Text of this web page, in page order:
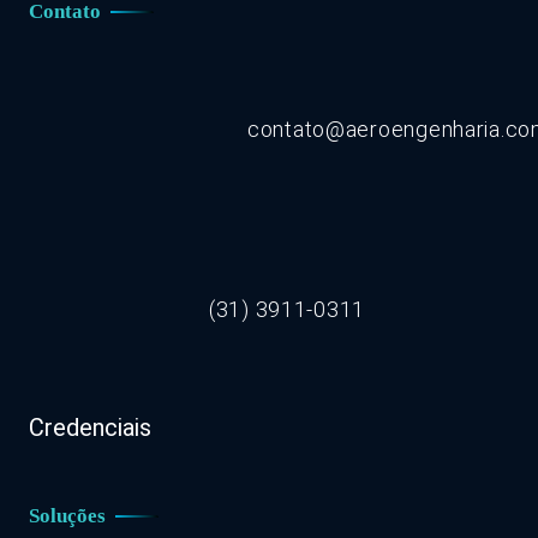
Contato
(31) 3911-0311
Credenciais
Soluções